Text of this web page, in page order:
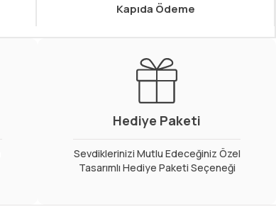
Kapıda Ödeme
Hediye Paketi
Sevdiklerinizi Mutlu Edeceğiniz Özel
Tasarımlı Hediye Paketi Seçeneği